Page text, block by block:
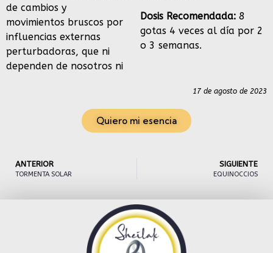
de cambios y
movimientos bruscos por
influencias externas
perturbadoras, que ni
dependen de nosotros ni
Dosis Recomendada: 8
gotas 4 veces al día por 2
o 3 semanas.
17 de agosto de 2023
Quiero mi esencia
ANTERIOR
TORMENTA SOLAR
SIGUIENTE
EQUINOCCIOS